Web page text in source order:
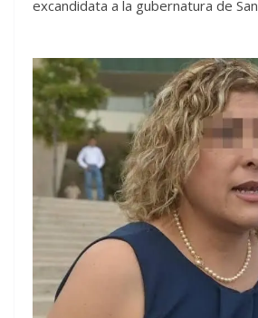
excandidata a la gubernatura de San